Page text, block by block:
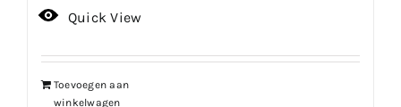
Quick View
Toevoegen aan
winkelwagen